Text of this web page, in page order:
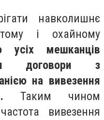
навколишнє
і охайному
усіх мешканців
договори з
на вивезення
Таким чином
вивезення